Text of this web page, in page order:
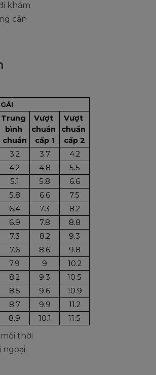
khám
cân
Trung
bình
chuẩn
Vượt
chuẩn
cấp 1
Vượt
chuẩn
cấp 2
3.2
3.7
4.2
4.2
4.8
5.5
5.1
5.8
6.6
5.8
6.6
7.5
6.4
7.3
8.2
6.9
7.8
8.8
7.3
8.2
9.3
7.6
8.6
9.8
7.9
9
10.2
8.2
9.3
10.5
8.5
9.6
10.9
8.7
9.9
11.2
8.9
10.1 11.5
thời
ngoại